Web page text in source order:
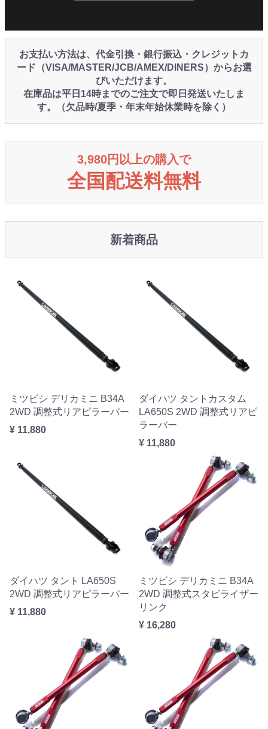
お支払い方法は、代金引換・銀行振込・クレジットカ
ード（VISA/MASTER/JCB/AMEX/DINERS）からお選
びいただけます。
在庫品は平日14時までのご注文で即日発送いたしま
す。（欠品時/夏季・年末年始休業時を除く）
3,980円以上の購入で
全国配送料無料
新着商品
ミツビシ デリカミニ B34A
2WD 調整式リアピラーバー
¥ 11,880
ダイハツ タントカスタム
LA650S 2WD 調整式リアピ
ラーバー
¥ 11,880
ダイハツ タント LA650S
2WD 調整式リアピラーバー
¥ 11,880
ミツビシ デリカミニ B34A
2WD 調整式スタビライザー
リンク
¥ 16,280